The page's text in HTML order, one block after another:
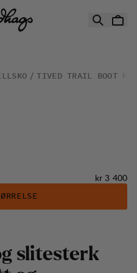
TIVED TRAIL BOOT M
Pris:
kr 3 400
g slitesterk